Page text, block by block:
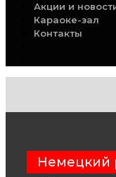
Акции и
Караоке-зал
Контакты
Немецкий